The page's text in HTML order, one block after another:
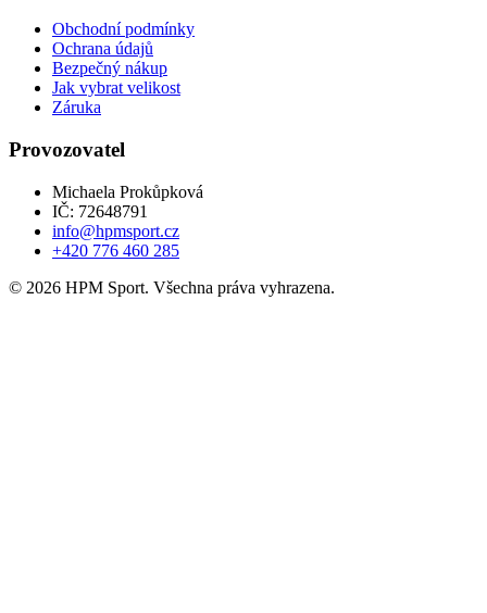
Obchodní podmínky
Ochrana údajů
Bezpečný nákup
Jak vybrat velikost
Záruka
Provozovatel
Michaela Prokůpková
IČ: 72648791
info@hpmsport.cz
+420 776 460 285
© 2026 HPM Sport. Všechna práva vyhrazena.